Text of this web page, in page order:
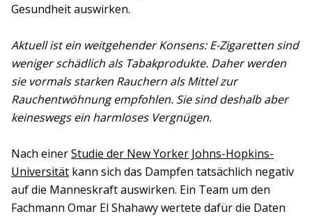
Gesundheit auswirken.
Aktuell ist ein weitgehender Konsens: E-Zigaretten sind
weniger schädlich als Tabakprodukte. Daher werden
sie vormals starken Rauchern als Mittel zur
Rauchentwöhnung empfohlen. Sie sind deshalb aber
keineswegs ein harmloses Vergnügen.
Nach einerStudie der New Yorker Johns-Hopkins-
Universität kann sich das Dampfen tatsächlich negativ
auf die Manneskraft auswirken. Ein Team um den
Fachmann Omar El Shahawy wertete dafür die Daten